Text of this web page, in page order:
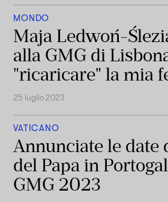
MONDO
Maja Ledwoń-
alla GMG di
"ricaricare" la mia
25 luglio 2023
VATICANO
Annunciate le date
del Papa in
GMG 2023